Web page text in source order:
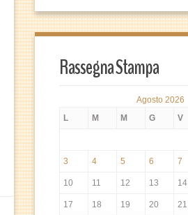
Rassegna Stampa
Agosto 2026
L
M M G V
3 4 5 6 7
10 11 12 13 14
17 18 19 20 21